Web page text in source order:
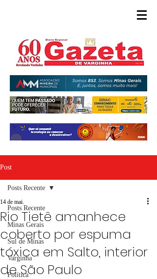
Post
Posts Recente
Minas Gerais
Sul de Minas
Varginha
Política
Posts Recente
Rio Tietê amanhece
coberto por espuma
tóxica em Salto, interior
de São Paulo
14 de mai.